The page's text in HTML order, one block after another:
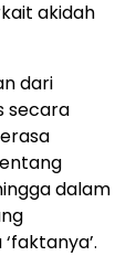
akidah
dari
secara
dalam